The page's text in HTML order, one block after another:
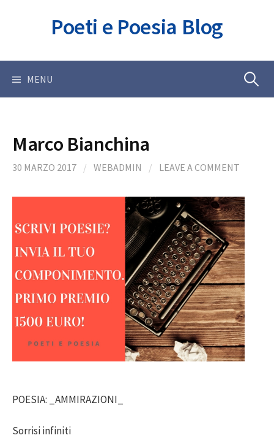
Poeti e Poesia Blog
MENU Ricerca
Marco Bianchina
30 MARZO 2017 / WEBADMIN / LEAVE A COMMENT
POESIA: _AMMIRAZIONI_
Sorrisi infiniti